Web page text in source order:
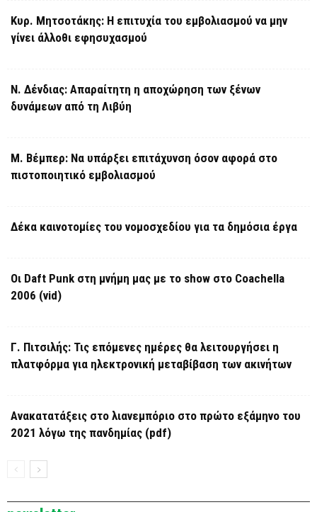
Κυρ. Μητσοτάκης: Η επιτυχία του εμβολιασμού να μην
γίνει άλλοθι εφησυχασμού
Ν. Δένδιας: Απαραίτητη η αποχώρηση των ξένων
δυνάμεων από τη Λιβύη
Μ. Βέμπερ: Να υπάρξει επιτάχυνση όσον αφορά στο
πιστοποιητικό εμβολιασμού
Δέκα καινοτομίες του νομοσχεδίου για τα δημόσια έργα
Οι Daft Punk στη μνήμη μας με το show στο Coachella
2006 (vid)
Γ. Πιτσιλής: Τις επόμενες ημέρες θα λειτουργήσει η
πλατφόρμα για ηλεκτρονική μεταβίβαση των ακινήτων
Ανακατατάξεις στο λιανεμπόριο στο πρώτο εξάμηνο του
2021 λόγω της πανδημίας (pdf)